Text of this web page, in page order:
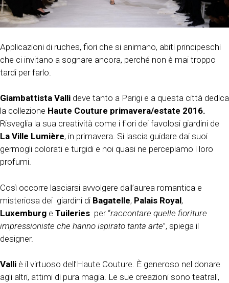
Applicazioni di ruches, fiori che si animano, abiti principeschi
che ci invitano a sognare ancora, perché non è mai troppo
tardi per farlo.
Giambattista Valli deve tanto a Parigi e a questa città dedica
la collezione Haute Couture primavera/estate 2016.
Risveglia la sua creatività come i fiori dei favolosi giardini de
La Ville Lumière, in primavera. Si lascia guidare dai suoi
germogli colorati e turgidi e noi quasi ne percepiamo i loro
profumi.
Così occorre lasciarsi avvolgere dall’aurea romantica e
misteriosa dei giardini di Bagatelle, Palais Royal,
Luxemburg e Tuileries per “raccontare quelle fioriture
impressioniste che hanno ispirato tanta arte”, spiega il
designer.
Valli è il virtuoso dell’Haute Couture. È generoso nel donare
agli altri, attimi di pura magia. Le sue creazioni sono teatrali,